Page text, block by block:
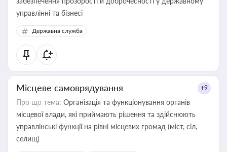
управлінні та бізнесі
Державна служба
Місцеве самоврядування +9
Про що тема: Організація та функціонування органів
місцевої влади, які приймають рішення та здійснюють
управлінські функції на рівні місцевих громад (міст, сіл,
селищ)